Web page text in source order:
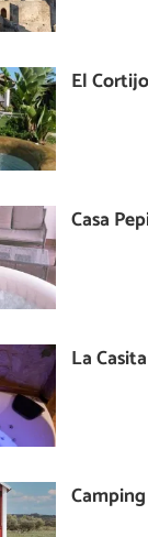
El Cortijo
Casa
La